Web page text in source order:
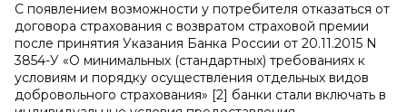
С появлением возможности у потребителя отказаться от
договора страхования с возвратом страховой премии
после принятия Указания Банка России от 20.11.2015 N
3854-У «О минимальных (стандартных) требованиях к
условиям и порядку осуществления отдельных видов
добровольного страхования» [2] банки стали включать в